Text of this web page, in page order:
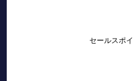
セールスポ